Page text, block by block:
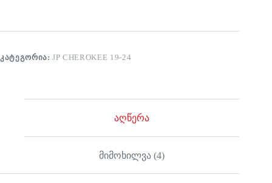
ᲙᲐᲢᲔᲒᲝᲠᲘᲐ:JP CHEROKEE 19-24
აღწერა
მიმოხილვა (4)